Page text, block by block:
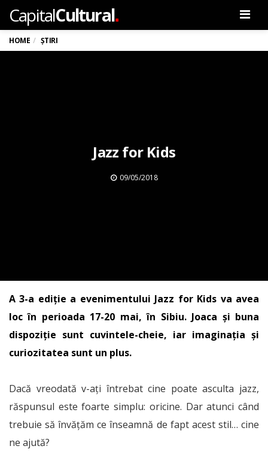
CapitalCultural.
HOME ȘTIRI
Jazz for Kids
09/05/2018
A 3-a ediție a evenimentului Jazz for Kids va avea
loc în perioada 17-20 mai, în Sibiu. Joaca și buna
dispoziție sunt cuvintele-cheie, iar imaginația și
curiozitatea sunt un plus.
Dacă vreodată v-ați întrebat cine poate asculta jazz,
răspunsul este foarte simplu: oricine. Dar atunci când
trebuie să învățăm ce înseamnă de fapt acest stil… cine
ne ajută?